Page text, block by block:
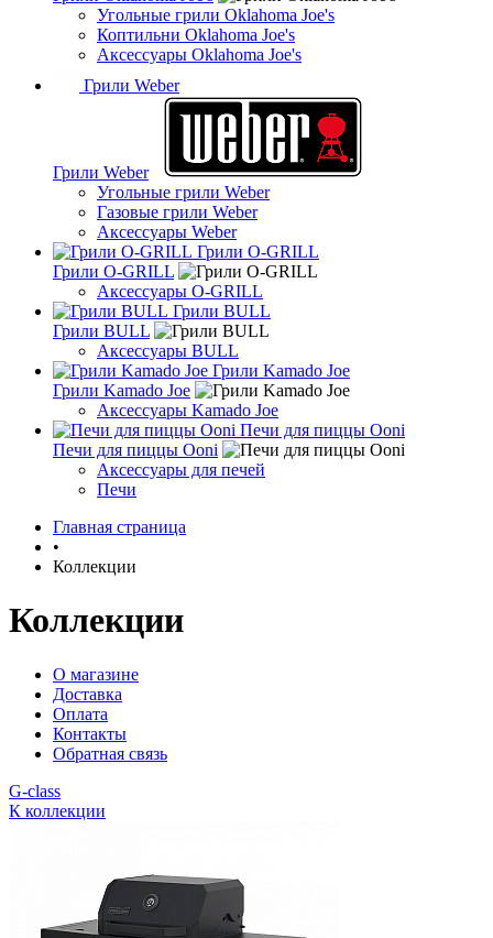
Угольные грили Oklahoma Joe's
Коптильни Oklahoma Joe's
Аксессуары Oklahoma Joe's
Грили Weber
Грили Weber
Угольные грили Weber
Газовые грили Weber
Аксессуары Weber
Грили O-GRILL
Грили O-GRILL
Аксессуары O-GRILL
Грили BULL
Грили BULL
Аксессуары BULL
Грили Kamado Joe
Грили Kamado Joe
Аксессуары Kamado Joe
Печи для пиццы Ooni
Печи для пиццы Ooni
Аксессуары для печей
Печи
Главная страница
•
Коллекции
Коллекции
О магазине
Доставка
Оплата
Контакты
Обратная связь
G-class
К коллекции